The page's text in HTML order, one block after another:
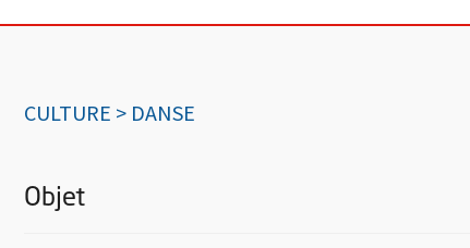
CULTURE > DANSE
Objet